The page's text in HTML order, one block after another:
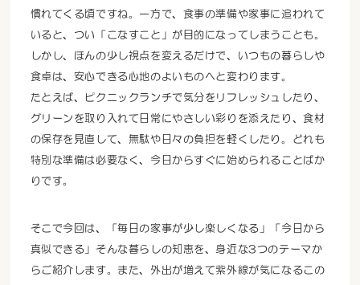
慣れてくる頃ですね。一方で、食事の準備や家事に追われて
いると、つい「こなすこと」が目的になってしまうことも。
しかし、ほんの少し視点を変えるだけで、いつもの暮らしや
食卓は、安心できる心地のよいものへと変わります。
たとえば、ピクニックランチで気分をリフレッシュしたり、
グリーンを取り入れて日常にやさしい彩りを添えたり、食材
の保存を見直して、無駄や日々の負担を軽くしたり。どれも
特別な準備は必要なく、今日からすぐに始められることばか
りです。
そこで今回は、「毎日の家事が少し楽しくなる」「今日から
真似できる」そんな暮らしの知恵を、身近な3つのテーマか
らご紹介します。また、外出が増えて紫外線が気になるこの